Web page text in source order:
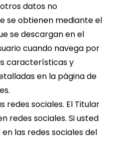
datos no
se obtienen mediante el
se descargan en el
cuando navega por
características y
en la página de
.
redes sociales. El Titular
redes sociales. Si usted
las redes sociales del